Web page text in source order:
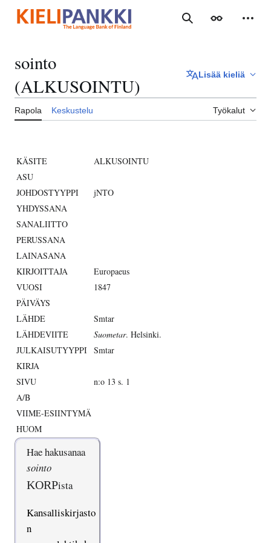
sisältöön
Haku Ulkoasu
sointo
(ALKUSOINTU)
Lisää kieliä
Rapola Keskustelu Työkalut
KÄSITE
ALKUSOINTU
ASU
JOHDOSTYYPPI
jNTO
YHDYSSANA
SANALIITTO
PERUSSANA
LAINASANA
KIRJOITTAJA
Europaeus
VUOSI
1847
PÄIVÄYS
LÄHDE
Smtar
LÄHDEVIITE
Suometar. Helsinki.
JULKAISUTYYPPI Smtar
KIRJA
SIVU
n:o 13 s. 1
A/B
VIIME-ESIINTYMÄ
HUOM
Hae hakusanaa
sointo
KORPista
Kansalliskirjasto
n